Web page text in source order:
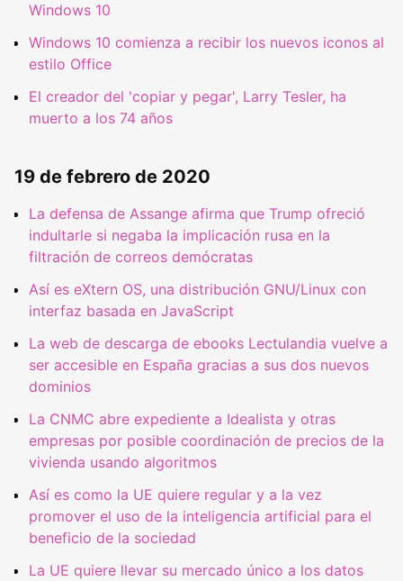
Windows 10
Windows 10 comienza a recibir los nuevos iconos al
estilo Office
El creador del 'copiar y pegar', Larry Tesler, ha
muerto a los 74 años
19 de febrero de 2020
La defensa de Assange afirma que Trump ofreció
indultarle si negaba la implicación rusa en la
filtración de correos demócratas
Así es eXtern OS, una distribución GNU/Linux con
interfaz basada en JavaScript
La web de descarga de ebooks Lectulandia vuelve a
ser accesible en España gracias a sus dos nuevos
dominios
La CNMC abre expediente a Idealista y otras
empresas por posible coordinación de precios de la
vivienda usando algoritmos
Así es como la UE quiere regular y a la vez
promover el uso de la inteligencia artificial para el
beneficio de la sociedad
La UE quiere llevar su mercado único a los datos